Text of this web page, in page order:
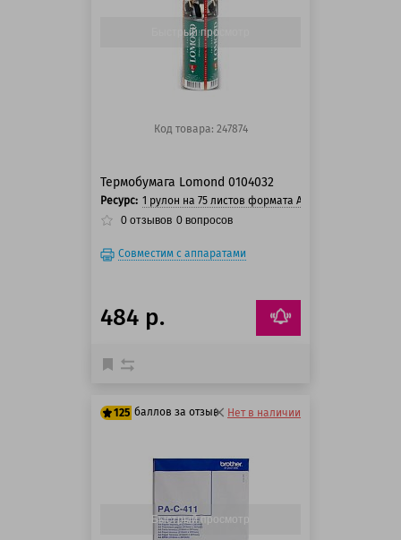
Быстрый просмотр
Код товара: 247874
Термобумага Lomond 0104032
Ресурс: 1 рулон на 75 листов формата A4
0 отзывов 0 вопросов
Совместим с аппаратами
484 р.
125 баллов за отзыв
125 баллов
Нет в наличии
Быстрый просмотр